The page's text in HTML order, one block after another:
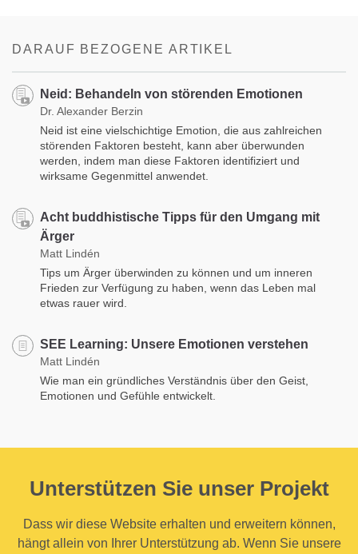
DARAUF BEZOGENE ARTIKEL
Neid: Behandeln von störenden Emotionen
Dr. Alexander Berzin
Neid ist eine vielschichtige Emotion, die aus zahlreichen
störenden Faktoren besteht, kann aber überwunden
werden, indem man diese Faktoren identifiziert und
wirksame Gegenmittel anwendet.
Acht buddhistische Tipps für den Umgang mit
Ärger
Matt Lindén
Tips um Ärger überwinden zu können und um inneren
Frieden zur Verfügung zu haben, wenn das Leben mal
etwas rauer wird.
SEE Learning: Unsere Emotionen verstehen
Matt Lindén
Wie man ein gründliches Verständnis über den Geist,
Emotionen und Gefühle entwickelt.
Unterstützen Sie unser Projekt
Dass wir diese Website erhalten und erweitern können,
hängt allein von Ihrer Unterstützung ab. Wenn Sie unsere